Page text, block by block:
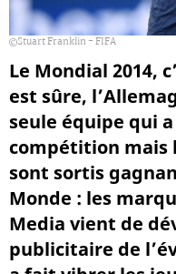
Stuart Franklin - FIFA
Le Mondial 2014,
est sûre,
seule équipe qui
compétition mais
sont sortis
Monde : les
Media vient de
publicitaire de